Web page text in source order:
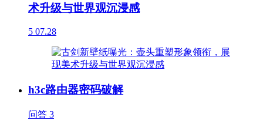
术升级与世界观沉浸感
5 07.28
h3c路由器密码破解
问答 3